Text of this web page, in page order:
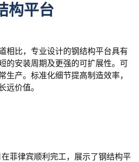
构平台
相比，专业设计的钢结构平台具有
的安装周期及更强的可扩展性。可
生产。标准化细节提高制造效率，
远价值。
菲律宾顺利完工，展示了钢结构平